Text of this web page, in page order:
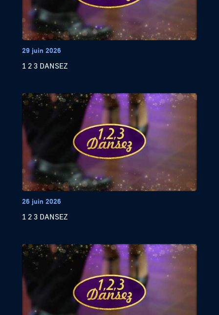
29 juin 2026
1 2 3 DANSEZ
26 juin 2026
1 2 3 DANSEZ